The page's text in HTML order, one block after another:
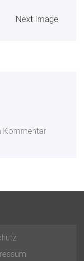
Next Image
Kommentar